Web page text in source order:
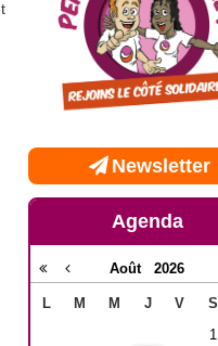
Newsletter
Agenda
Août 2026
L M M J V S
1